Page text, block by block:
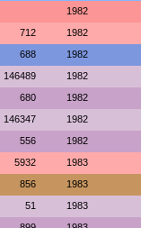
1982
712 1982
688 1982
146489 1982
680 1982
146347 1982
556 1982
5932 1983
856 1983
51 1983